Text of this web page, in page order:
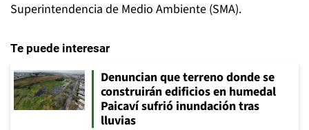
Superintendencia de Medio Ambiente (SMA).
Te puede interesar
Denuncian que terreno donde se
construirán edificios en humedal
Paicaví sufrió inundación tras
lluvias